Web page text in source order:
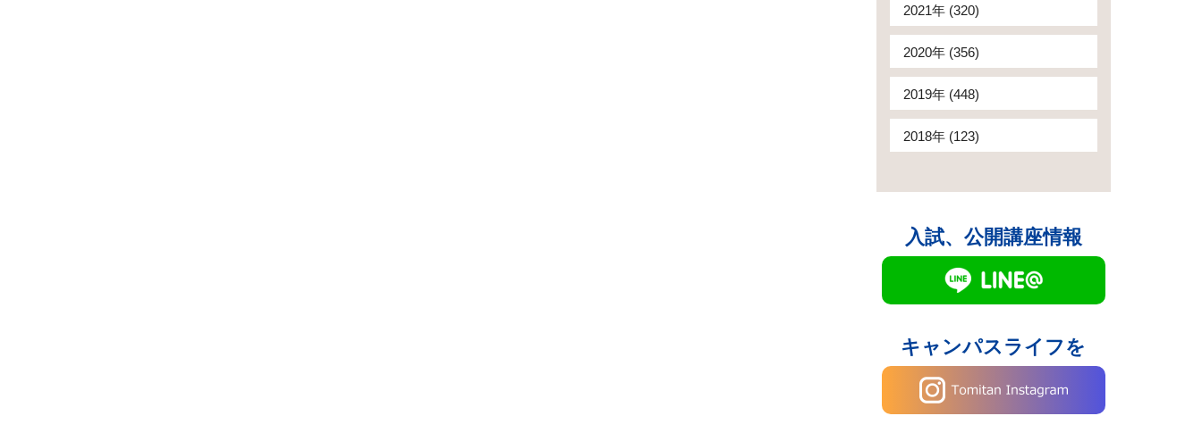
2021年 (320)
2020年 (356)
2019年 (448)
2018年 (123)
入試、公開講座情報
キャンパスライフを